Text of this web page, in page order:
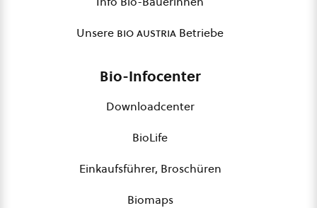
Unsere bio austria Betriebe
Bio-Infocenter
Downloadcenter
BioLife
Einkaufsführer, Broschüren
Biomaps